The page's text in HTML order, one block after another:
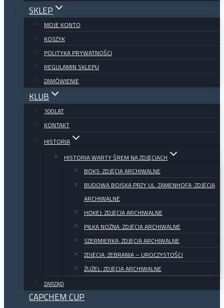
SKLEP
MOJE KONTO
KOSZYK
POLITYKA PRYWATNOŚCI
REGULAMIN SKLEPU
ZAMÓWIENIE
KLUB
100LAT
KONTAKT
HISTORIA
HISTORIA WARTY ŚREM NA ZDJĘCIACH
BOKS: ZDJĘCIA ARCHIWALNE
BUDOWA BOISKA PRZY UL. ZAMENHOFA: ZDJĘCIA
ARCHIWALNE
HOKEJ: ZDJĘCIA ARCHIWALNE
PIŁKA NOŻNA: ZDJĘCIA ARCHIWALNE
SZERMIERKA: ZDJĘCIA ARCHIWALNE
ZDJĘCIA: ZEBRANIA – UROCZYSTOŚCI
ŻUŻEL: ZDJĘCIA ARCHIWALNE
ZARZĄD
CAPCHEM CUP